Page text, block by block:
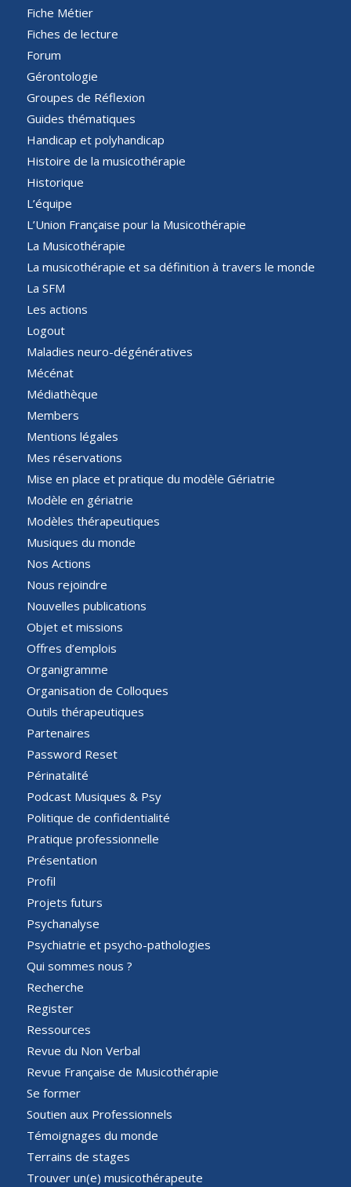
Fiche Métier
Fiches de lecture
Forum
Gérontologie
Groupes de Réflexion
Guides thématiques
Handicap et polyhandicap
Histoire de la musicothérapie
Historique
L’équipe
L’Union Française pour la Musicothérapie
La Musicothérapie
La musicothérapie et sa définition à travers le monde
La SFM
Les actions
Logout
Maladies neuro-dégénératives
Mécénat
Médiathèque
Members
Mentions légales
Mes réservations
Mise en place et pratique du modèle Gériatrie
Modèle en gériatrie
Modèles thérapeutiques
Musiques du monde
Nos Actions
Nous rejoindre
Nouvelles publications
Objet et missions
Offres d’emplois
Organigramme
Organisation de Colloques
Outils thérapeutiques
Partenaires
Password Reset
Périnatalité
Podcast Musiques & Psy
Politique de confidentialité
Pratique professionnelle
Présentation
Profil
Projets futurs
Psychanalyse
Psychiatrie et psycho-pathologies
Qui sommes nous ?
Recherche
Register
Ressources
Revue du Non Verbal
Revue Française de Musicothérapie
Se former
Soutien aux Professionnels
Témoignages du monde
Terrains de stages
Trouver un(e) musicothérapeute